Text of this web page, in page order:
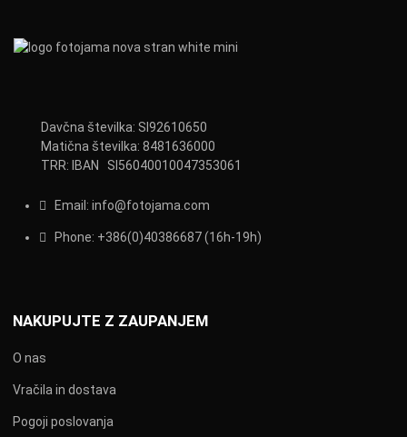
Davčna številka: SI92610650
Matična številka: 8481636000
TRR: IBAN SI56040010047353061
Email: info@fotojama.com
Phone: +386(0)40386687 (16h-19h)
NAKUPUJTE Z ZAUPANJEM
O nas
Vračila in dostava
Pogoji poslovanja